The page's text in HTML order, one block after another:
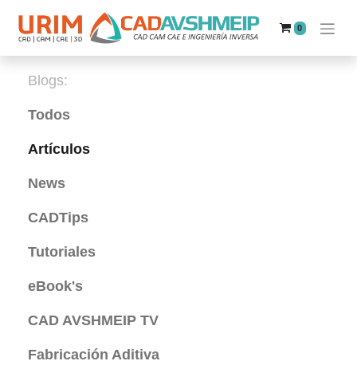
0
Blogs:
Todos
Artículos
News
CADTips
Tutoriales
eBook's
CAD AVSHMEIP TV
Fabricación Aditiva